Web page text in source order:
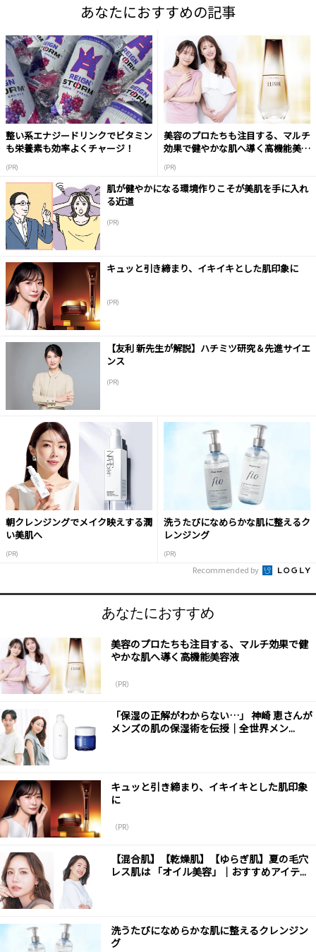
あなたにおすすめの記事
整い系エナジードリンクでビタミン
も栄養素も効率よくチャージ！
(PR)
美容のプロたちも注目する、マルチ
効果で健やかな肌へ導く高機能美容
(PR)
肌が健やかになる環境作りこそが美肌を手に入れ
る近道
(PR)
キュッと引き締まり、イキイキとした肌印象に
(PR)
【友利 新先生が解説】ハチミツ研究＆先進サイエ
ンス
(PR)
朝クレンジングでメイク映えする潤
い美肌へ
(PR)
洗うたびになめらかな肌に整えるク
レンジング
(PR)
Recommended by
あなたにおすすめ
美容のプロたちも注目する、マルチ効果で健
やかな肌へ導く高機能美容液
（PR）
「保湿の正解がわからない…」 神崎 恵さんが
メンズの肌の保湿術を伝授｜全世界メン...
キュッと引き締まり、イキイキとした肌印象
に
（PR）
【混合肌】【乾燥肌】【ゆらぎ肌】夏の毛穴
レス肌は 「オイル美容」｜おすすめアイテ...
洗うたびになめらかな肌に整えるクレンジン
グ